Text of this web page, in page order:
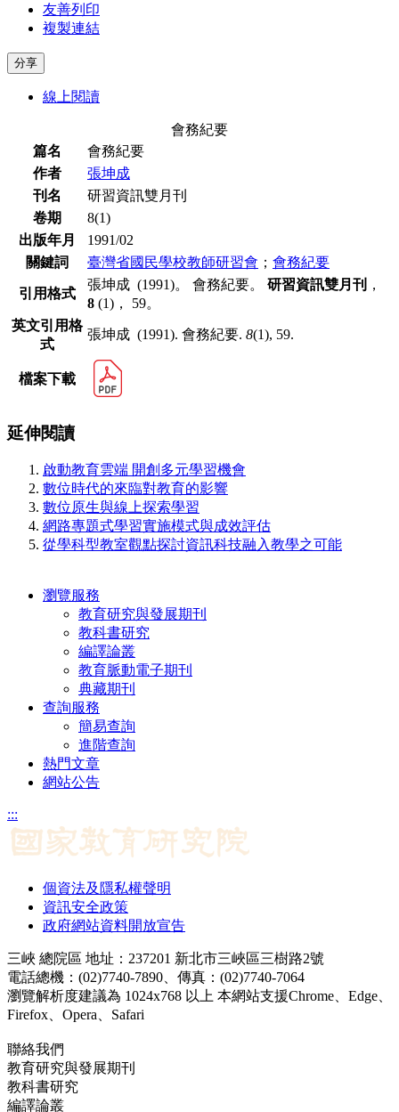
友善列印
複製連結
分享
線上閱讀
會務紀要
篇名
會務紀要
作者
張坤成
刊名
研習資訊雙月刊
卷期
8(1)
出版年月
1991/02
關鍵詞
臺灣省國民學校教師研習會 ； 會務紀要
引用格式
張坤成 (1991)。 會務紀要。 研習資訊雙月刊
，
8 (1)， 59。
英文引用格
式
張坤成 (1991). 會務紀要. 8(1), 59.
檔案下載
延伸閱讀
啟動教育雲端 開創多元學習機會
數位時代的來臨對教育的影響
數位原生與線上探索學習
網路專題式學習實施模式與成效評估
從學科型教室觀點探討資訊科技融入教學之可能
瀏覽服務
教育研究與發展期刊
教科書研究
編譯論叢
教育脈動電子期刊
典藏期刊
查詢服務
簡易查詢
進階查詢
熱門文章
網站公告
:::
個資法及隱私權聲明
資訊安全政策
政府網站資料開放宣告
三峽 總院區 地址：237201 新北市三峽區三樹路2號
電話總機：(02)7740-7890、傳真：(02)7740-7064
瀏覽解析度建議為 1024x768 以上 本網站支援Chrome、Edge、
Firefox、Opera、Safari
聯絡我們
教育研究與發展期刊
教科書研究
編譯論叢